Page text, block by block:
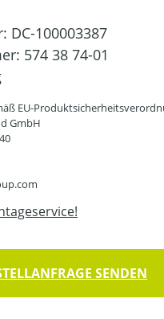
DC-100003387
574 38 74-01
EU-
GmbH
SENDEN